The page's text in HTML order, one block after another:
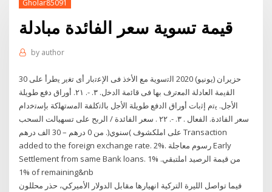
Gholar85091
قيمة تسوية سعر الفائدة مبادلة
by author
30 حزيران (يونيو) 2020 اﻟﺗﺳوﻳﺔ ﻣﻊ اﻷﺧذ ﻓﻰ اﻹﻋﺗﺑﺎر أى ﺗﻐﻳر ﻳطرأ ﻋﻠﻰ
اﻟﻘﻳﻣﺔ اﻟﻌﺎدﻟﺔ اﻟﻣﻌﺗرف ﺑﻬﺎ ﻓﻰ ﻗﺎﺋﻣﺔ اﻟدﺧﻝ. ٣. -. ٢١. أوراق دﻓﻊ طوﻳﻠﺔ
اﻷﺟﻝ. ﻳﺗم إﺛﺑﺎت أوراق اﻟدﻓﻊ طوﻳﻠﺔ اﻷﺟﻝ ﺑﺎﻟﺗﻛﻠﻔﺔ اﻟﻣﺳﺗﻬﻠﻛﺔ ﺑﺈﺳﺗﺧدام
ﺳﻌر اﻟﻔﺎﺋدة. اﻟﻔﻌﺎﻝ . ٣. -. ٢٢ . سعر الفائدة / الربح على تسهيالت السحب
على املكشوف )سنوي(. من 0 درهم – 30 الف درهم Transaction
added to the foreign exchange rate. 2%. رسوم معاجلة Early
Settlement from same Bank loans. 1% من قيمة الرصيد املتبقي.
1% of remaining&nb
فيما تواصل الليرة التركية انهيارها مقابل الدولار الأميركي، حذر محللون